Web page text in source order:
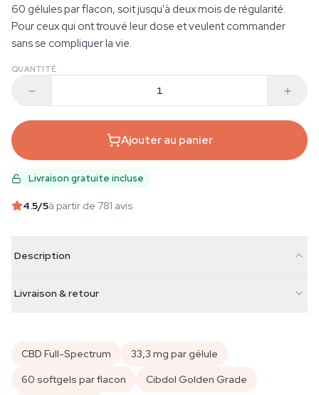
60 gélules par flacon, soit jusqu'à deux mois de régularité.
Pour ceux qui ont trouvé leur dose et veulent commander
sans se compliquer la vie.
QUANTITÉ
Ajouter au panier
Livraison gratuite incluse
4.5/5à partir de 781 avis
Description
Livraison & retour
CBD Full-Spectrum
33,3 mg par gélule
60 softgels par flacon
Cibdol Golden Grade